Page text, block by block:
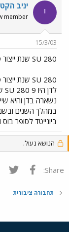
י יניב
member
15/3/03
280 SU שנת ייצור 1989
280 SU שנת ייצור 1989
נשארה בדן והיא
ביונייטד לסופר בוס ו2286 בדן ו 986 ביונייטד לסופר בוס
הנושא נעול.
Share: פייסבוק
תחבורה ציבורית